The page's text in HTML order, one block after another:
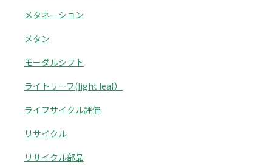
メタネーション
メタン
モーダルシフト
ライトリーフ(light leaf）
ライフサイクル評価
リサイクル
リサイクル部品